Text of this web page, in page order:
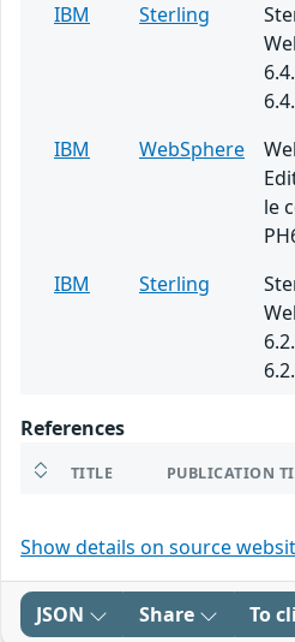
IBM
Sterling
IBM
WebSphere
le
IBM
Sterling
References
TITLE PUBLICATION
Show details on source
JSON Share To